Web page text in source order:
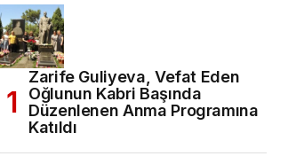
Zarife Guliyeva, Vefat Eden
Oğlunun Kabri Başında
Düzenlenen Anma Programına
Katıldı